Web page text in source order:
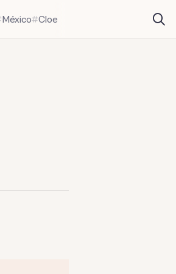
México Cloe